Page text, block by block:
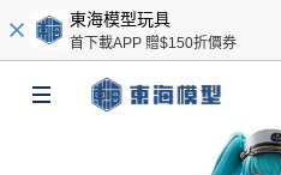
東海模型玩具
首下載APP 贈$150折價券